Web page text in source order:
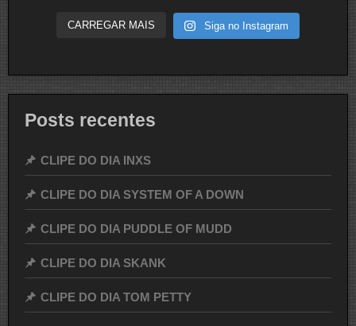
CARREGAR MAIS Siga no Instagram
Posts recentes
CLIPE DO DIA INXS
CLIPE DO DIA SYSTEM OF A DOWN
CLIPE DO DIA PUDDLE OF MUDD
CLIPE DO DIA SKANK
CLIPE DO DIA TOM PETTY